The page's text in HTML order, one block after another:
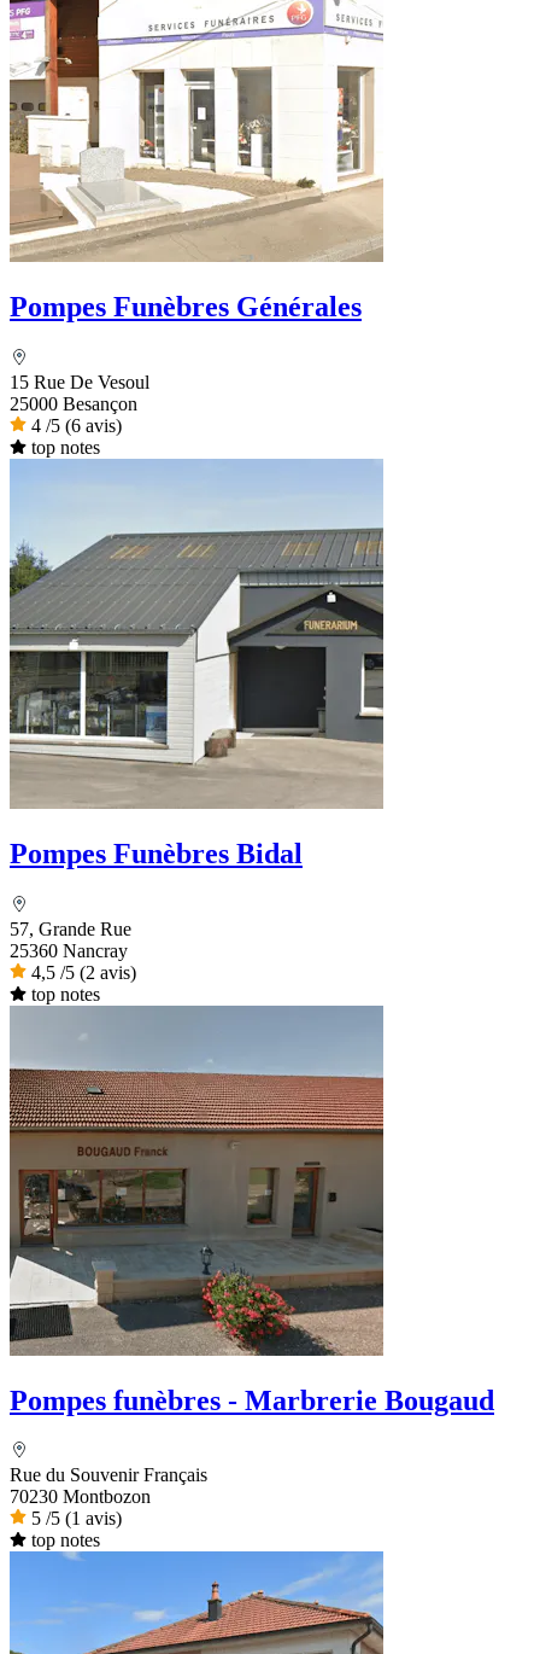
Pompes Funèbres Générales
15 Rue De Vesoul
25000 Besançon
4 /5 (6 avis)
top notes
Pompes Funèbres Bidal
57, Grande Rue
25360 Nancray
4,5 /5 (2 avis)
top notes
Pompes funèbres - Marbrerie Bougaud
Rue du Souvenir Français
70230 Montbozon
5 /5 (1 avis)
top notes